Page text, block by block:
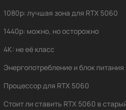
1080p: лучшая зона для RTX 5060
1440p: можно, но осторожно
4K: не её класс
Энергопотребление и блок питания
Процессор для RTX 5060
Стоит ли ставить RTX 5060 в